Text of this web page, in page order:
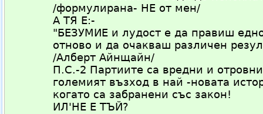
/формулирана- НЕ от мен/
А ТЯ Е:-
"БЕЗУМИЕ и лудост е да правиш
отново и да очакваш различен
/Алберт Айнщайн/
П.С.-2 Партиите са вредни и
големият възход в най -новата
когато са забранени със закон!
ИЛ'НЕ Е ТЪЙ?